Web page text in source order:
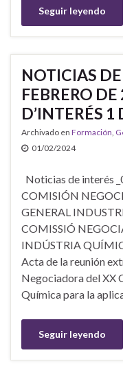
Seguir leyendo
NOTICIAS
FEBRERO
D’INTERÉS 1
Archivado en Formación
01/02/2024
Noticias de interés
COMISIÓN
GENERAL
COMISSIÓ
INDÚSTRIA
Acta de la reunión
Negociadora del XX
Química para la
Seguir leyendo